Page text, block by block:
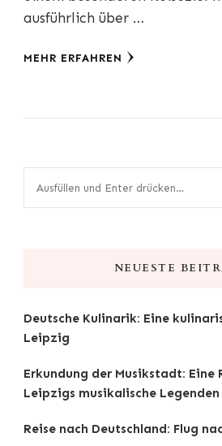
ausführlich über …
MEHR ERFAHREN
NEUESTE
Deutsche Kulinarik: Eine
Leipzig
Erkundung der Musikstadt: Eine
Leipzigs musikalische Legenden
Reise nach Deutschland: Flug